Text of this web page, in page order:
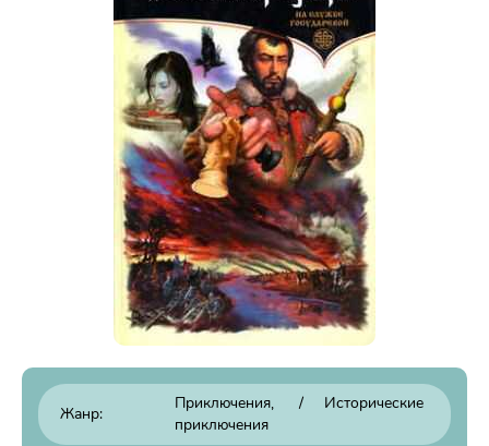
Жанр:
Приключения / Исторические
приключения